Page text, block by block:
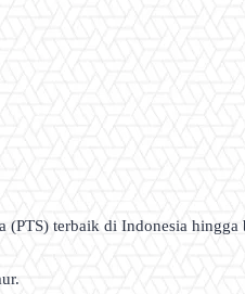
terbaik di Indonesia hingga